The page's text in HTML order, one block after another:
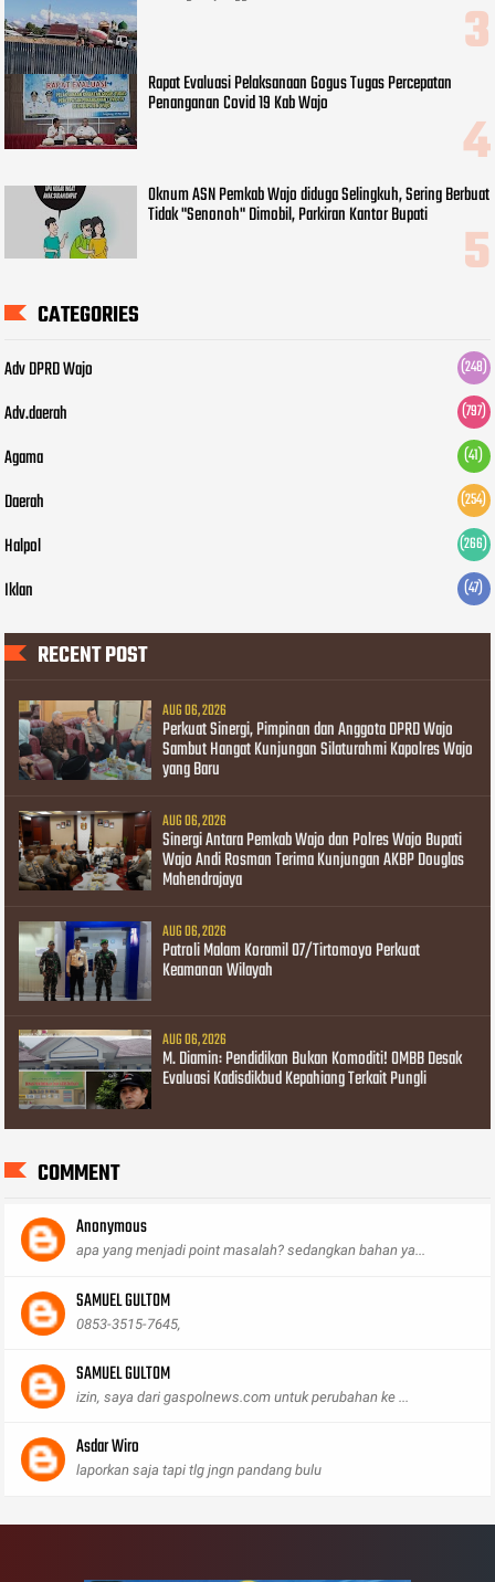
Rapat Evaluasi Pelaksanaan Gogus Tugas Percepatan
Penanganan Covid 19 Kab Wajo
Oknum ASN Pemkab Wajo diduga Selingkuh, Sering Berbuat
Tidak "Senonoh" Dimobil, Parkiran Kantor Bupati
CATEGORIES
Adv DPRD Wajo (248)
Adv.daerah (797)
Agama (41)
Daerah (254)
Halpol (266)
Iklan (47)
RECENT POST
AUG 06, 2026
Perkuat Sinergi, Pimpinan dan Anggota DPRD Wajo
Sambut Hangat Kunjungan Silaturahmi Kapolres Wajo
yang Baru
AUG 06, 2026
Sinergi Antara Pemkab Wajo dan Polres Wajo Bupati
Wajo Andi Rosman Terima Kunjungan AKBP Douglas
Mahendrajaya
AUG 06, 2026
Patroli Malam Koramil 07/Tirtomoyo Perkuat
Keamanan Wilayah
AUG 06, 2026
M. Diamin: Pendidikan Bukan Komoditi! OMBB Desak
Evaluasi Kadisdikbud Kepahiang Terkait Pungli
COMMENT
Anonymous
apa yang menjadi point masalah? sedangkan bahan ya...
SAMUEL GULTOM
0853-3515-7645,
SAMUEL GULTOM
izin, saya dari gaspolnews.com untuk perubahan ke ...
Asdar Wiro
laporkan saja tapi tlg jngn pandang bulu